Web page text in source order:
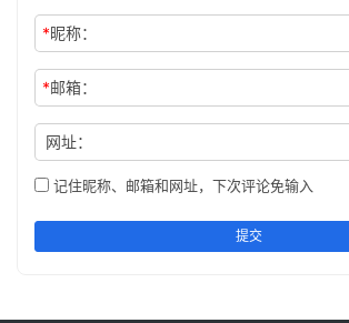
*昵称：
*邮箱：
网址：
记住昵称、邮箱和网址，下次评论免输入
提交